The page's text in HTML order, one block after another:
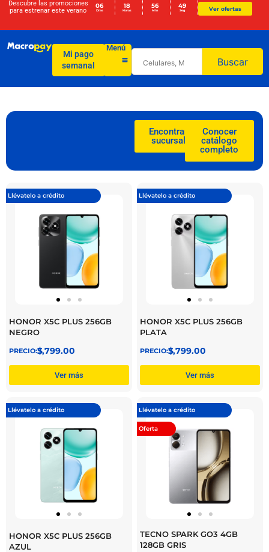
Descubre las promociones
para estrenar este verano
06
Días
18
Horas
56
Min
47
Seg Ver ofertas
Mi pago
semanal
Menú
Buscar
Encontrar
sucursal
Conocer
catálogo
completo
Llévatelo a crédito
HONOR X5C PLUS 256GB
NEGRO
$
3,799.00
Ver más
Llévatelo a crédito
HONOR X5C PLUS 256GB
PLATA
$
3,799.00
Ver más
Llévatelo a crédito
HONOR X5C PLUS 256GB
AZUL
Llévatelo a crédito
Oferta
TECNO SPARK GO3 4GB
128GB GRIS